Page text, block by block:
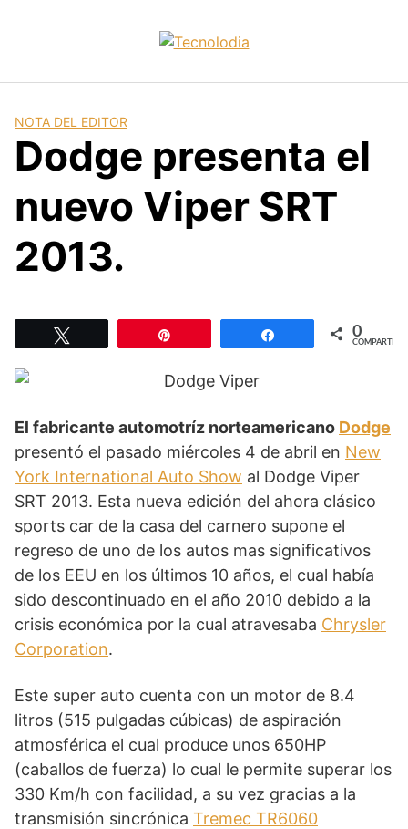
NOTA DEL EDITOR
Dodge presenta el
nuevo Viper SRT
2013.
Compartir 0
COMPARTIR
El fabricante automotríz norteamericano Dodge
presentó el pasado miércoles 4 de abril en New
York International Auto Show al Dodge Viper
SRT 2013. Esta nueva edición del ahora clásico
sports car de la casa del carnero supone el
regreso de uno de los autos mas significativos
de los EEU en los últimos 10 años, el cual había
sido descontinuado en el año 2010 debido a la
crisis económica por la cual atravesaba Chrysler
Corporation.
Este super auto cuenta con un motor de 8.4
litros (515 pulgadas cúbicas) de aspiración
atmosférica el cual produce unos 650HP
(caballos de fuerza) lo cual le permite superar los
330 Km/h con facilidad, a su vez gracias a la
transmisión sincrónica Tremec TR6060